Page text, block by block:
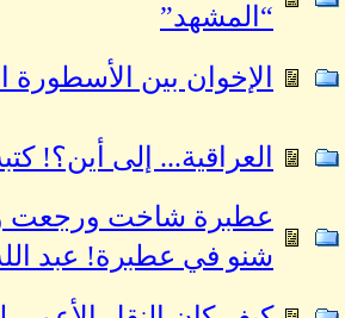
“المشهد”
الإخوان بين الأسطورة
العراقية... إلى أين؟!
عطبرة شاخت ورجعت
شنو في عطبرة! عبد